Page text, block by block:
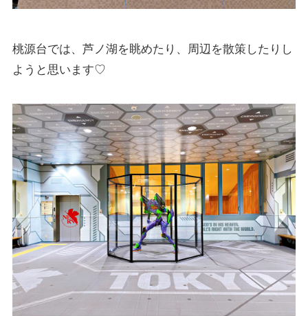
桃源台では、芦ノ湖を眺めたり、周辺を散策したりし
ようと思います♡